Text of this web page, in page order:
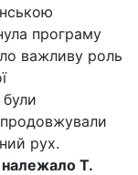
програму
важливу роль
продовжували
рух.
належало Т.